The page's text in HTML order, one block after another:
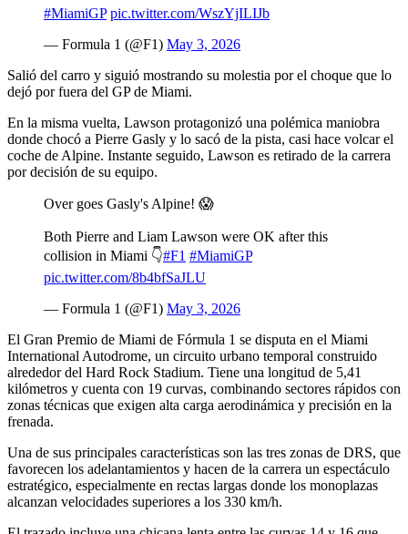
#MiamiGP pic.twitter.com/WszYjILIJb
— Formula 1 (@F1) May 3, 2026
Salió del carro y siguió mostrando su molestia por el choque que lo
dejó por fuera del GP de Miami.
En la misma vuelta, Lawson protagonizó una polémica maniobra
donde chocó a Pierre Gasly y lo sacó de la pista, casi hace volcar el
coche de Alpine. Instante seguido, Lawson es retirado de la carrera
por decisión de su equipo.
Over goes Gasly's Alpine! 😱
Both Pierre and Liam Lawson were OK after this
collision in Miami 👇#F1 #MiamiGP
pic.twitter.com/8b4bfSaJLU
— Formula 1 (@F1) May 3, 2026
El Gran Premio de Miami de Fórmula 1 se disputa en el Miami
International Autodrome, un circuito urbano temporal construido
alrededor del Hard Rock Stadium. Tiene una longitud de 5,41
kilómetros y cuenta con 19 curvas, combinando sectores rápidos con
zonas técnicas que exigen alta carga aerodinámica y precisión en la
frenada.
Una de sus principales características son las tres zonas de DRS, que
favorecen los adelantamientos y hacen de la carrera un espectáculo
estratégico, especialmente en rectas largas donde los monoplazas
alcanzan velocidades superiores a los 330 km/h.